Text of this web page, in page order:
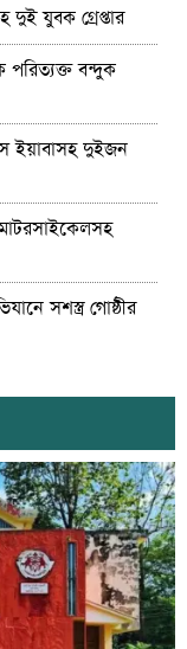
দুই যুবক গ্রেপ্তার
পরিত্যক্ত বন্দুক
ইয়াবাসহ দুইজন
সশস্ত্র গোষ্ঠীর